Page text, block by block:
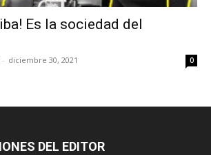
Es la sociedad del
- diciembre 30, 2021 0
DEL EDITOR